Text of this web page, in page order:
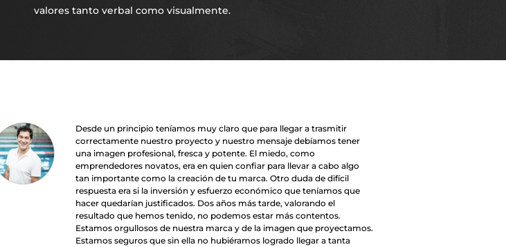
valores tanto verbal como visualmente.
Desde un principio teníamos muy claro que para llegar a trasmitir
correctamente nuestro proyecto y nuestro mensaje debíamos tener
una imagen profesional, fresca y potente. El miedo, como
emprendedores novatos, era en quien confiar para llevar a cabo algo
tan importante como la creación de tu marca. Otro duda de difícil
respuesta era si la inversión y esfuerzo económico que teníamos que
hacer quedarían justificados. Dos años más tarde, valorando el
resultado que hemos tenido, no podemos estar más contentos.
Estamos orgullosos de nuestra marca y de la imagen que proyectamos.
Estamos seguros que sin ella no hubiéramos logrado llegar a tanta